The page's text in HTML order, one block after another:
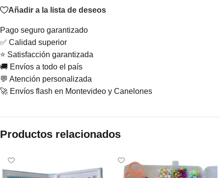
Añadir a la lista de deseos
Pago seguro garantizado
✅ Calidad superior
⭐ Satisfacción garantizada
🚚 Envíos a todo el país
💬 Atención personalizada
🚀 Envíos flash en Montevideo y Canelones
Productos relacionados